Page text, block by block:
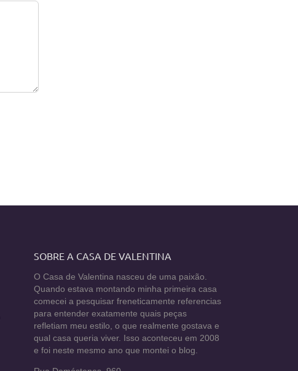
SOBRE A CASA DE VALENTINA
O Casa de Valentina nasceu de uma paixão.
Quando estava montando minha primeira casa
comecei a pesquisar freneticamente referencias
para entender exatamente quais peças
refletiam meu estilo, o que realmente gostava e
qual casa queria viver. Isso aconteceu em 2008
e foi neste mesmo ano que montei o blog.